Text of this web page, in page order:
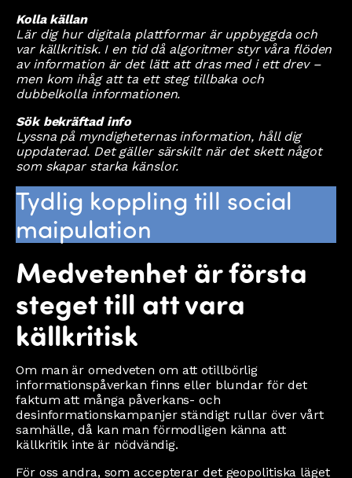
Kolla källan
Lär dig hur digitala plattformar är uppbyggda och
var källkritisk. I en tid då algoritmer styr våra flöden
av information är det lätt att dras med i ett drev –
men kom ihåg att ta ett steg tillbaka och
dubbelkolla informationen.
Sök bekräftad info
Lyssna på myndigheternas information, håll dig
uppdaterad. Det gäller särskilt när det skett något
som skapar starka känslor.
Tydlig koppling till social
maipulation
Medvetenhet är första
steget till att vara
källkritisk
Om man är omedveten om att otillbörlig
informationspåverkan finns eller blundar för det
faktum att många påverkans- och
desinformationskampanjer ständigt rullar över vårt
samhälle, då kan man förmodligen känna att
källkritik inte är nödvändig.
För oss andra, som accepterar det geopolitiska läget